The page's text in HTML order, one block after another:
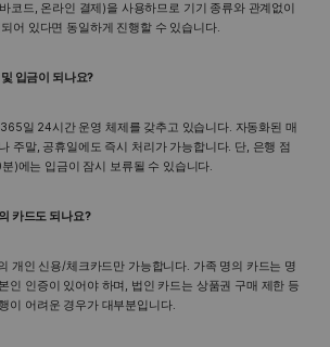
코드, 온라인 결제)을 사용하므로 기기 종류와 관계없이
어 있다면 동일하게 진행할 수 있습니다.
입금이 되나요?
일 24시간 운영 체제를 갖추고 있습니다. 자동화된 매
주말, 공휴일에도 즉시 처리가 가능합니다. 단, 은행 점
)에는 입금이 잠시 보류될 수 있습니다.
카드도 되나요?
개인 신용/체크카드만 가능합니다. 가족 명의 카드는 명
인 인증이 있어야 하며, 법인 카드는 상품권 구매 제한 등
이 어려운 경우가 대부분입니다.